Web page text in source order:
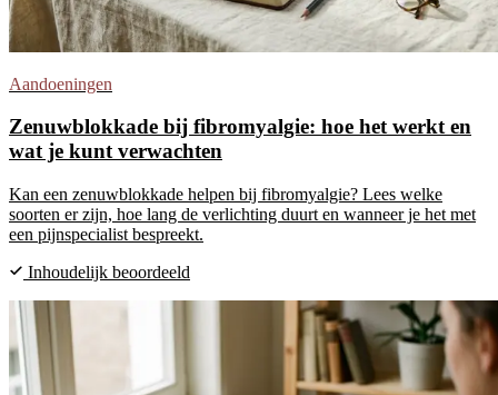
Aandoeningen
Zenuwblokkade bij fibromyalgie: hoe het werkt en
wat je kunt verwachten
Kan een zenuwblokkade helpen bij fibromyalgie? Lees welke
soorten er zijn, hoe lang de verlichting duurt en wanneer je het met
een pijnspecialist bespreekt.
Inhoudelijk beoordeeld